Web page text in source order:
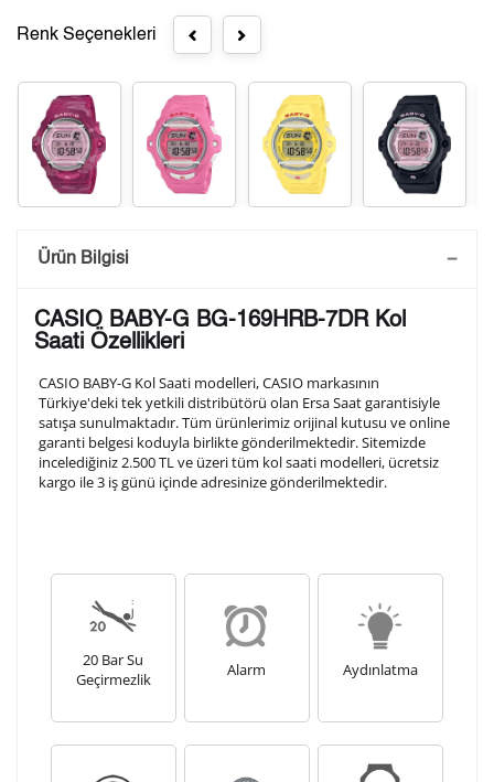
Renk Seçenekleri
Saatini Kişiselleştir
arka kapağına gravür tekniği ile formda belirtmiş
olduğunuz şekilde işlenecektir.
1. Satır
10/ 10
2. Satır
10/ 10
Lütfen font seçiniz
Ürün Bilgisi
CASIO BABY-G BG-169HRB-7DR Kol
Saati Özellikleri
CASIO BABY-G Kol Saati modelleri, CASIO markasının
Türkiye'deki tek yetkili distribütörü olan Ersa Saat garantisiyle
satışa sunulmaktadır. Tüm ürünlerimiz orijinal kutusu ve online
garanti belgesi koduyla birlikte gönderilmektedir. Sitemizde
incelediğiniz 2.500 TL ve üzeri tüm kol saati modelleri, ücretsiz
kargo ile 3 iş günü içinde adresinize gönderilmektedir.
20 Bar Su
Geçirmezlik
Alarm Aydınlatma